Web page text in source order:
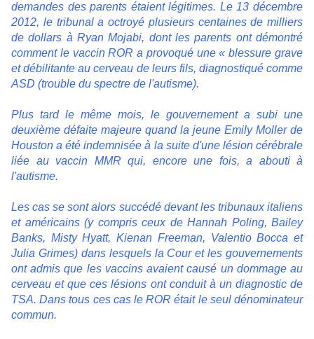
demandes des parents étaient légitimes. Le 13 décembre
2012, le tribunal a octroyé plusieurs centaines de milliers
de dollars à Ryan Mojabi, dont les parents ont démontré
comment le vaccin ROR a provoqué une « blessure grave
et débilitante au cerveau de leurs fils, diagnostiqué comme
ASD (trouble du spectre de l'autisme).
Plus tard le même mois, le gouvernement a subi une
deuxième défaite majeure quand la jeune Emily Moller de
Houston a été indemnisée à la suite d'une lésion cérébrale
liée au vaccin MMR qui, encore une fois, a abouti à
l'autisme.
Les cas se sont alors succédé devant les tribunaux italiens
et américains (y compris ceux de Hannah Poling, Bailey
Banks, Misty Hyatt, Kienan Freeman, Valentio Bocca et
Julia Grimes) dans lesquels la Cour et les gouvernements
ont admis que les vaccins avaient causé un dommage au
cerveau et que ces lésions ont conduit à un diagnostic de
TSA. Dans tous ces cas le ROR était le seul dénominateur
commun.